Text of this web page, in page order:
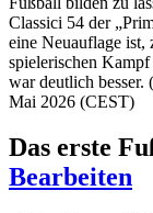
Classici 54 der
eine Neuauflage
spielerischen
war deutlich besser.
Mai 2026 (CEST)
Das erste
Bearbeiten